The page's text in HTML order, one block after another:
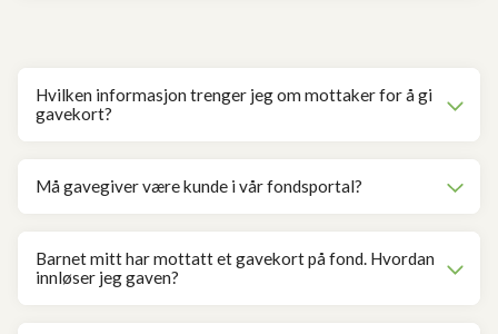
Hvilken informasjon trenger jeg om mottaker for å gi
gavekort?
Må gavegiver være kunde i vår fondsportal?
Barnet mitt har mottatt et gavekort på fond. Hvordan
innløser jeg gaven?